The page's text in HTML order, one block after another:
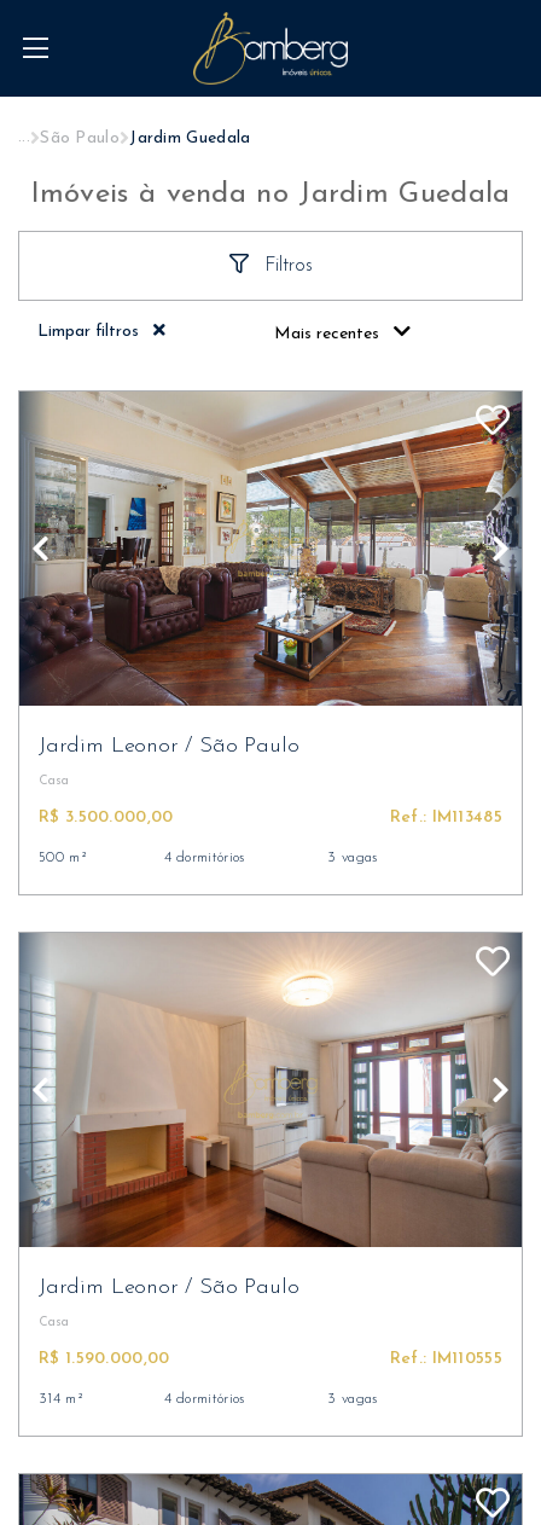
... São Paulo Jardim Guedala
Imóveis à venda no Jardim Guedala
Filtros
Limpar filtros Mais recentes
Jardim Leonor/ São Paulo
Casa
R$ 3.500.000,00 Ref.: IM113485
500 m² 4 dormitórios 3 vagas
Jardim Leonor/ São Paulo
Casa
R$ 1.590.000,00 Ref.: IM110555
314 m² 4 dormitórios 3 vagas